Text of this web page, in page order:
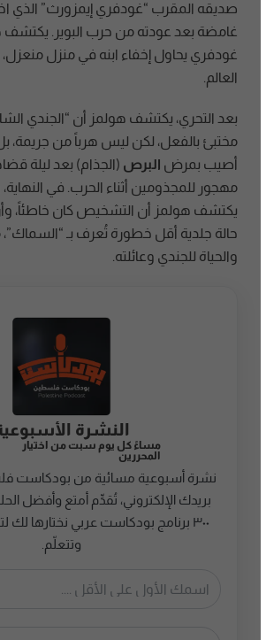
صديقه المقرب “غودفري إيمزورث” الذي
غامضة بعد عودته من حرب البوير. يكتشف
غودفري يحاول إخفاء ابنه في منزل منعزل،
العالم.
بعد التحري، يكتشف هولمز أن “الجندي
مختبئ بالفعل، لكن ليس هرباً من جريمة، بل
أصيب بمرضالبرص (الجذام) بعد ليلة
مهجور للمجذومين أثناء الحرب. في
يكتشف هولمز أن التشخيص كان خاطئاً،
حالة جلدية أقل خطورة تُعرف بـ “السماك”،
والحياة للجندي وعائلته.
النشرة
مساءً كل يوم سبت من اختيار
المحررين
نشرة أسبوعية مسائية من بودكاست
بريدك الإلكتروني، تُقدِّم أمتع وأفضل
٣٠٠ برنامج بودكاست عربي نختارها لك
وتتعلّم.